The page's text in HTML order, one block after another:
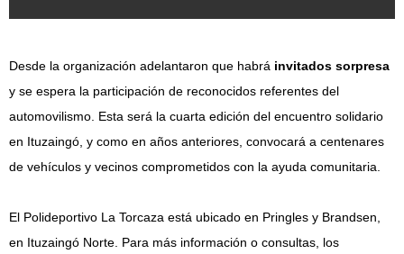
Desde la organización adelantaron que habrá invitados sorpresa
y se espera la participación de reconocidos referentes del
automovilismo. Esta será la cuarta edición del encuentro solidario
en Ituzaingó, y como en años anteriores, convocará a centenares
de vehículos y vecinos comprometidos con la ayuda comunitaria.
El Polideportivo La Torcaza está ubicado en Pringles y Brandsen,
en Ituzaingó Norte. Para más información o consultas, los